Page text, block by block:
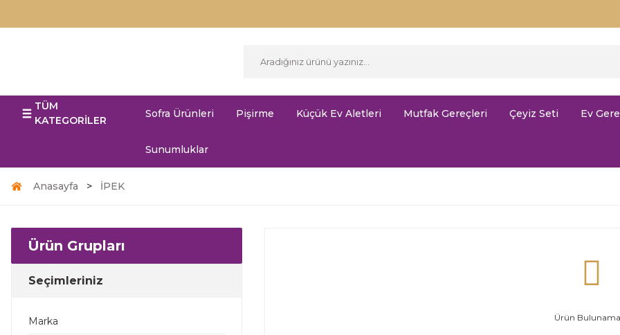
TÜM
KATEGORİLER
Sofra Ürünleri Pişirme Küçük Ev Aletleri Mutfak Gereçleri Çeyiz Seti Ev
Sunumluklar
Anasayfa İPEK
Ürün Grupları
Seçimleriniz
Marka Ürün